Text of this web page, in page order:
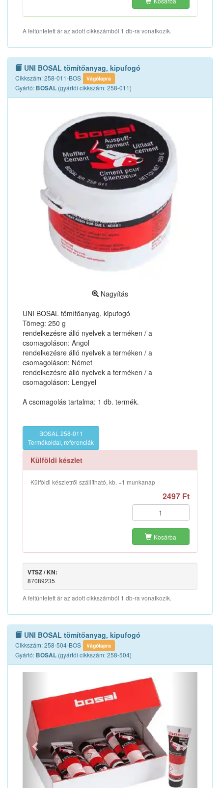
A feltüntetett ár az adott cikkszámból 1 db-ra vonatkozik.
UNI BOSAL tömítőanyag, kipufogó
Cikkszám: 258-011-BOS Vágólapra
Gyártó: BOSAL (gyártói cikkszám: 258-011)
Nagyítás
UNI BOSAL tömítőanyag, kipufogó
Tömeg: 250 g
rendelkezésre álló nyelvek a terméken / a
csomagoláson: Angol
rendelkezésre álló nyelvek a terméken / a
csomagoláson: Német
rendelkezésre álló nyelvek a terméken / a
csomagoláson: Lengyel
A csomagolás tartalma: 1 db. termék.
BOSAL 258-011
Termékoldal, referenciák
Külföldi készlet
Külföldi készletről szállítható, kb. +1 munkanap
2497 Ft
Kosárba
VTSZ / KN:
87089235
A feltüntetett ár az adott cikkszámból 1 db-ra vonatkozik.
UNI BOSAL tömítőanyag, kipufogó
Cikkszám: 258-504-BOS Vágólapra
Gyártó: BOSAL (gyártói cikkszám: 258-504)